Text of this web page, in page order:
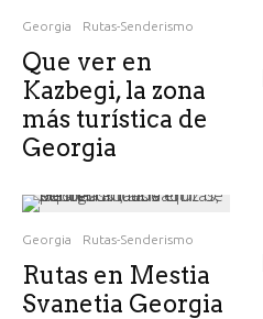
Georgia Rutas-Senderismo
Que ver en
Kazbegi, la zona
más turística de
Georgia
Georgia Rutas-Senderismo
Rutas en Mestia
Svanetia Georgia